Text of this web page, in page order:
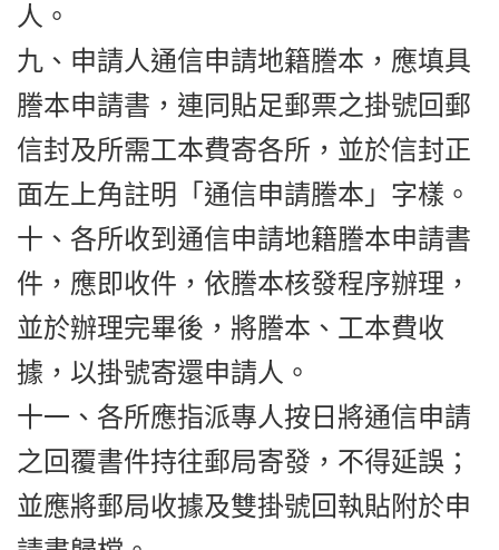
人。
九、申請人通信申請地籍謄本，應填具
謄本申請書，連同貼足郵票之掛號回郵
信封及所需工本費寄各所，並於信封正
面左上角註明「通信申請謄本」字樣。
十、各所收到通信申請地籍謄本申請書
件，應即收件，依謄本核發程序辦理，
並於辦理完畢後，將謄本、工本費收
據，以掛號寄還申請人。
十一、各所應指派專人按日將通信申請
之回覆書件持往郵局寄發，不得延誤；
並應將郵局收據及雙掛號回執貼附於申